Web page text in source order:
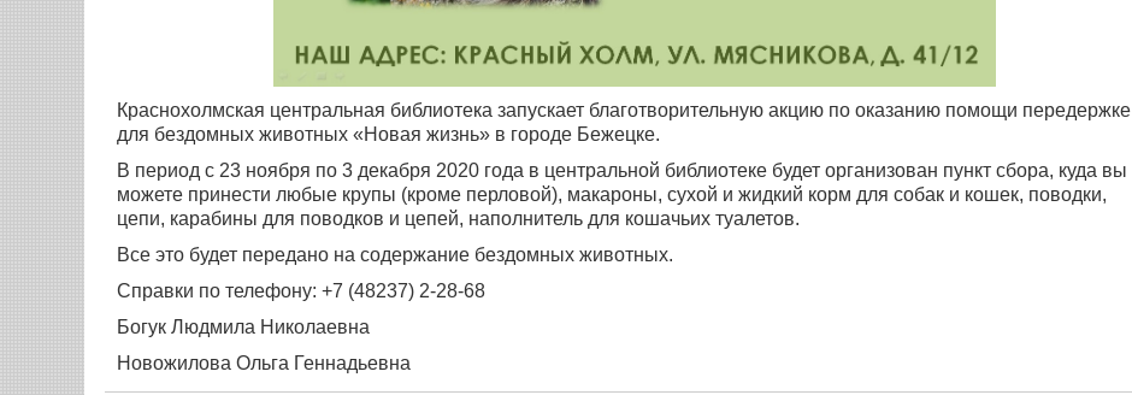
Краснохолмская центральная библиотека запускает благотворительную акцию по оказанию помощи передержке
для бездомных животных «Новая жизнь» в городе Бежецке.
В период с 23 ноября по 3 декабря 2020 года в центральной библиотеке будет организован пункт сбора, куда вы
можете принести любые крупы (кроме перловой), макароны, сухой и жидкий корм для собак и кошек, поводки,
цепи, карабины для поводков и цепей, наполнитель для кошачьих туалетов.
Все это будет передано на содержание бездомных животных.
Справки по телефону: +7 (48237) 2-28-68
Богук Людмила Николаевна
Новожилова Ольга Геннадьевна